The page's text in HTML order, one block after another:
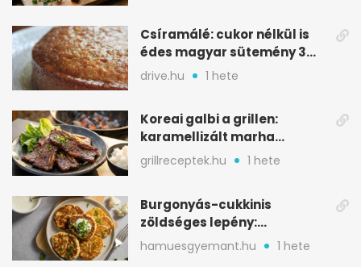
Csíramálé: cukor nélkül is
édes magyar sütemény 3
alapanyagból
drive.hu 1 hete
Koreai galbi a grillen:
karamellizált marha
rövidborda gyorsan
grillreceptek.hu 1 hete
Burgonyás-cukkinis
zöldséges lepény:
aranybarna, szaftos, hús
nélkül is
hamuesgyemant.hu 1 hete